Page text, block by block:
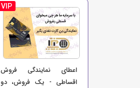
VIP
اعطای نمایندگی فروش
اقساطی - یک فروش، دو